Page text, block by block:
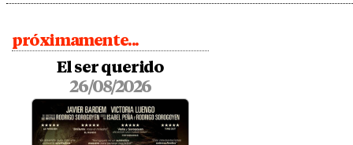
próximamente...
El ser querido
26/08/2026